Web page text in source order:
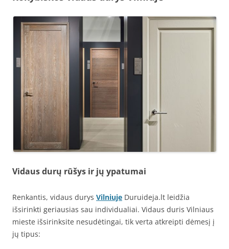
Vidaus durų rūšys ir jų ypatumai
Renkantis, vidaus durys Vilniuje Duruideja.lt leidžia
išsirinkti geriausias sau individualiai. Vidaus duris Vilniaus
mieste išsirinksite nesudėtingai, tik verta atkreipti dėmesį į
jų tipus: